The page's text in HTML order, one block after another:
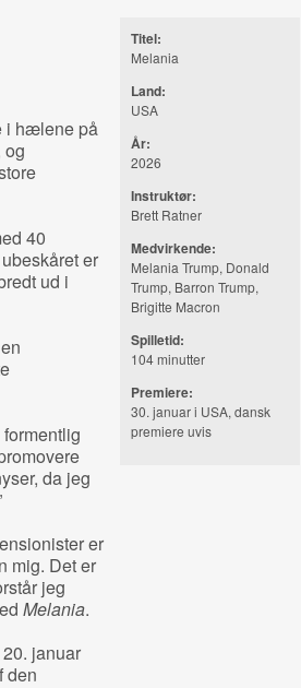
i hælene på
og
40
er
ud i
da jeg
er
mig. Det er
jeg
Melania.
januar
den
Titel:
Melania
Land:
USA
År:
2026
Instruktør:
Brett Ratner
Medvirkende:
Melania Trump, Donald
Trump, Barron Trump,
Brigitte Macron
Spilletid:
104 minutter
Premiere:
30. januar i USA, dansk
premiere uvis